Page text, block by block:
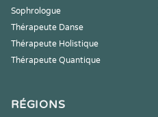
Sophrologue
Thérapeute Danse
Thérapeute Holistique
Thérapeute Quantique
RÉGIONS